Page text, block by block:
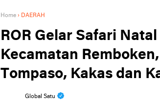
Home › DAERAH
ROR Gelar Safari
Kecamatan
Tompaso, Kakas dan
Global Satu